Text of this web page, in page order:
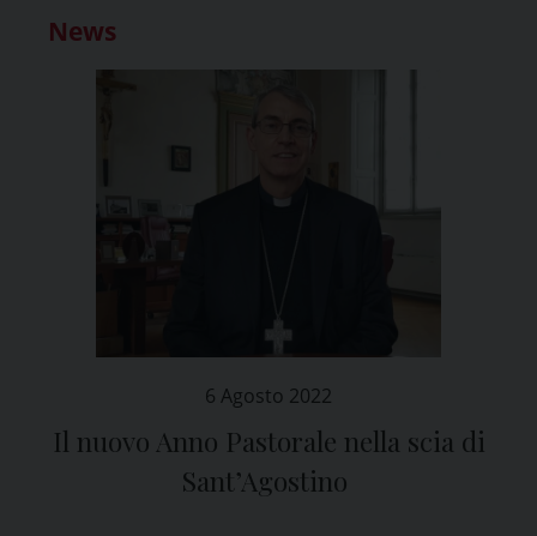
News
6 Agosto 2022
Il nuovo Anno Pastorale nella scia di
Sant’Agostino